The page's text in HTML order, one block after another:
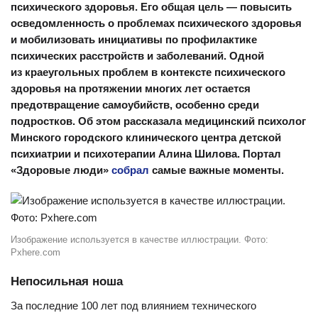
психического здоровья. Его общая цель — повысить
осведомленность о проблемах психического здоровья
и мобилизовать инициативы по профилактике
психических расстройств и заболеваний. Одной
из краеугольных проблем в контексте психического
здоровья на протяжении многих лет остается
предотвращение самоубийств, особенно среди
подростков. Об этом рассказала медицинский психолог
Минского городского клинического центра детской
психиатрии и психотерапии Алина Шилова. Портал
«Здоровые люди» собрал самые важные моменты.
Изображение используется в качестве иллюстрации. Фото:
Pxhere.com
Непосильная ноша
За последние 100 лет под влиянием технического